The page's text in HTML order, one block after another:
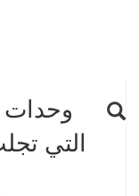
التي